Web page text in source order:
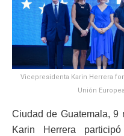
Vicepresidenta Karin Herrera
Unión
Ciudad de Guatemala, 9
Karin Herrera